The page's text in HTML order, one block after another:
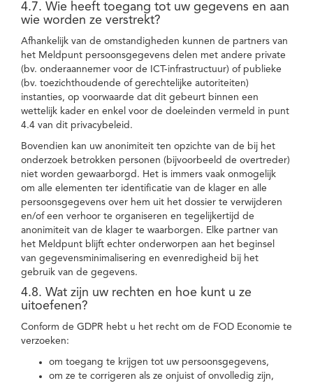
4.7. Wie heeft toegang tot uw gegevens en aan
wie worden ze verstrekt?
Afhankelijk van de omstandigheden kunnen de partners van
het Meldpunt persoonsgegevens delen met andere private
(bv. onderaannemer voor de ICT-infrastructuur) of publieke
(bv. toezichthoudende of gerechtelijke autoriteiten)
instanties, op voorwaarde dat dit gebeurt binnen een
wettelijk kader en enkel voor de doeleinden vermeld in punt
4.4 van dit privacybeleid.
Bovendien kan uw anonimiteit ten opzichte van de bij het
onderzoek betrokken personen (bijvoorbeeld de overtreder)
niet worden gewaarborgd. Het is immers vaak onmogelijk
om alle elementen ter identificatie van de klager en alle
persoonsgegevens over hem uit het dossier te verwijderen
en/of een verhoor te organiseren en tegelijkertijd de
anonimiteit van de klager te waarborgen. Elke partner van
het Meldpunt blijft echter onderworpen aan het beginsel
van gegevensminimalisering en evenredigheid bij het
gebruik van de gegevens.
4.8. Wat zijn uw rechten en hoe kunt u ze
uitoefenen?
Conform de GDPR hebt u het recht om de FOD Economie te
verzoeken:
om toegang te krijgen tot uw persoonsgegevens,
om ze te corrigeren als ze onjuist of onvolledig zijn,